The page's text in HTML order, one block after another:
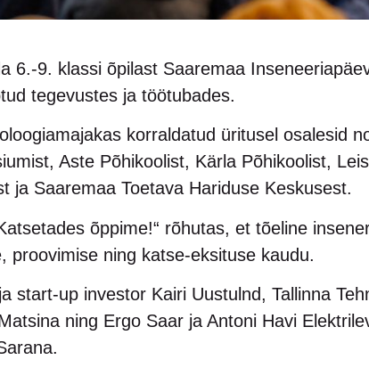
6.-9. klassi õpilast Saaremaa
tegevustes ja töötubades.
korraldatud üritusel osalesid
Aste Põhikoolist, Kärla Põhikoolist,
ja Saaremaa Toetava Hariduse Keskusest.
õppime!“ rõhutas, et tõeline
proovimise ning katse-eksituse kaudu.
start-up investor Kairi Uustulnd, Tallinna
ning Ergo Saar ja Antoni Havi